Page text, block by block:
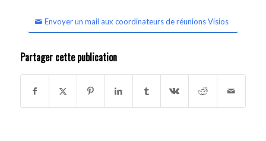
Envoyer un mail aux coordinateurs de réunions Visios
Partager cette publication